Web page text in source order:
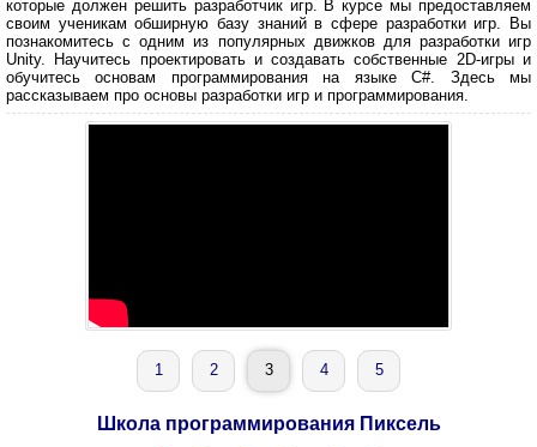
которые должен решить разработчик игр. В курсе мы предоставляем
своим ученикам обширную базу знаний в сфере разработки игр. Вы
познакомитесь с одним из популярных движков для разработки игр
Unity. Научитесь проектировать и создавать собственные 2D-игры и
обучитесь основам программирования на языке С#. Здесь мы
рассказываем про основы разработки игр и программирования.
1 2 3 4 5
Школа программирования Пиксель